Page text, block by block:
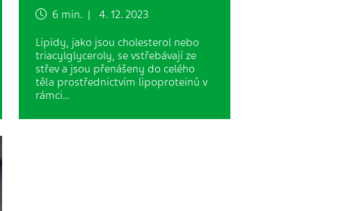
6 min. | 4. 12. 2023
Lipidy, jako jsou cholesterol nebo
triacylglyceroly, se vstřebávají ze
střev a jsou přenášeny do celého
těla prostřednictvím lipoproteinů v
rámci…